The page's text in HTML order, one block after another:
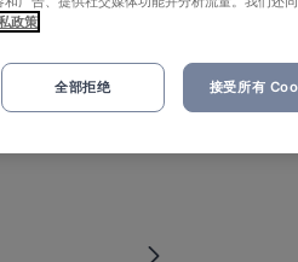
政策
全部拒绝 接受所有